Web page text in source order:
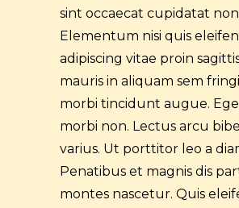
sint occaecat cupidatat
Elementum nisi quis
adipiscing vitae proin
mauris in aliquam sem
morbi tincidunt augue.
morbi non. Lectus arcu
varius. Ut porttitor leo a
Penatibus et magnis dis
montes nascetur. Quis